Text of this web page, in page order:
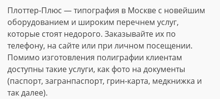
Плоттер-Плюс — типография в Москве с новейшим
оборудованием и широким перечнем услуг,
которые стоят недорого. Заказывайте их по
телефону, на сайте или при личном посещении.
Помимо изготовления полиграфии клиентам
доступны такие услуги, как фото на документы
(паспорт, загранпаспорт, грин-карта, медкнижка и
так далее).